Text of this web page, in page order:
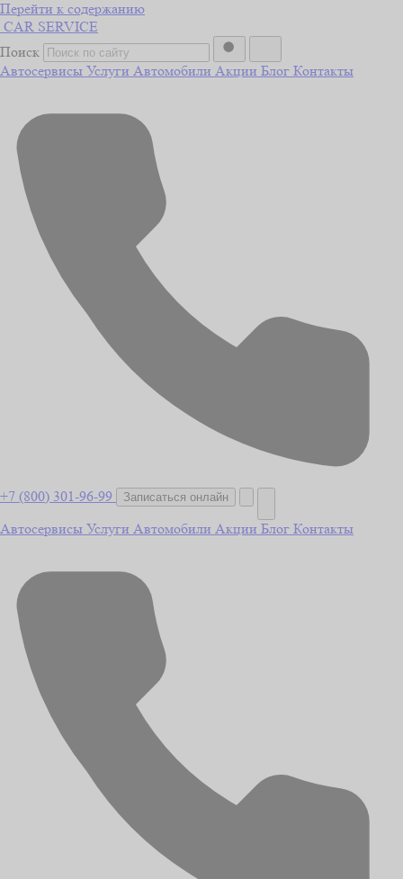
Перейти к содержанию
CAR SERVICE
Поиск
Автосервисы Услуги Автомобили Акции Блог Контакты
+7 (800) 301-96-99 Записаться онлайн
Автосервисы Услуги Автомобили Акции Блог Контакты